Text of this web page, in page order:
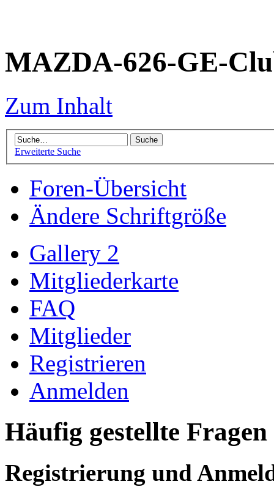
MAZDA-626-GE-
Zum Inhalt
Erweiterte Suche
Foren-Übersicht
Ändere Schriftgröße
Gallery 2
Mitgliederkarte
FAQ
Mitglieder
Registrieren
Anmelden
Häufig gestellte Fragen
Registrierung und